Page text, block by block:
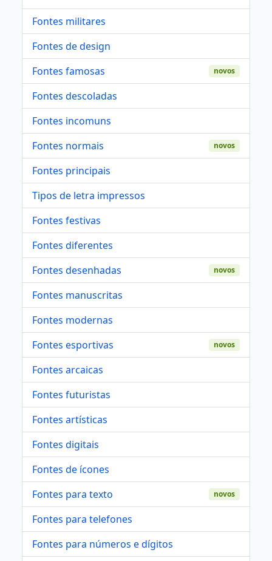
Fontes militares
Fontes de design
Fontes famosas
novos
Fontes descoladas
Fontes incomuns
Fontes normais
novos
Fontes principais
Tipos de letra impressos
Fontes festivas
Fontes diferentes
Fontes desenhadas
novos
Fontes manuscritas
Fontes modernas
Fontes esportivas
novos
Fontes arcaicas
Fontes futuristas
Fontes artísticas
Fontes digitais
Fontes de ícones
Fontes para texto
novos
Fontes para telefones
Fontes para números e dígitos